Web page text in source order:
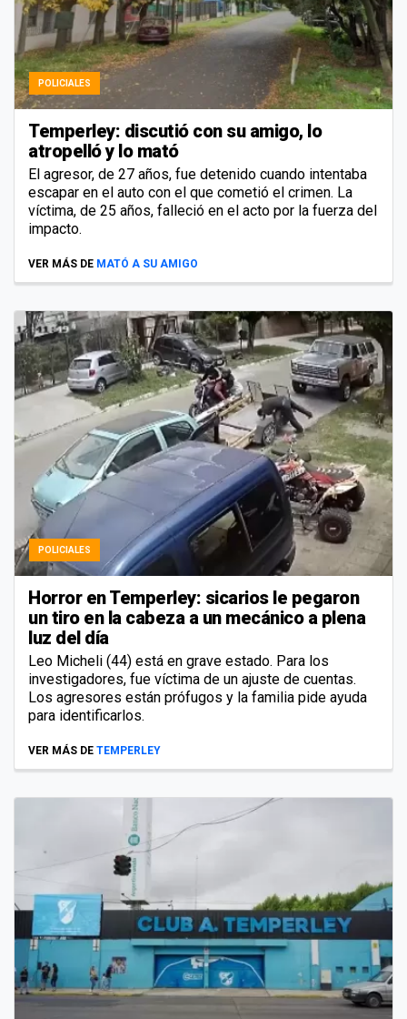
POLICIALES
Temperley: discutió con su amigo, lo
atropelló y lo mató
El agresor, de 27 años, fue detenido cuando intentaba
escapar en el auto con el que cometió el crimen. La
víctima, de 25 años, falleció en el acto por la fuerza del
impacto.
VER MÁS DE MATÓ A SU AMIGO
POLICIALES
Horror en Temperley: sicarios le pegaron
un tiro en la cabeza a un mecánico a plena
luz del día
Leo Micheli (44) está en grave estado. Para los
investigadores, fue víctima de un ajuste de cuentas.
Los agresores están prófugos y la familia pide ayuda
para identificarlos.
VER MÁS DE TEMPERLEY